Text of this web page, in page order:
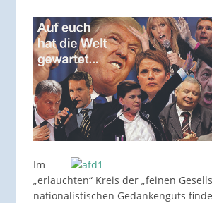
Im
„erlauchten“ Kreis der „feinen
nationalistischen Gedankenguts